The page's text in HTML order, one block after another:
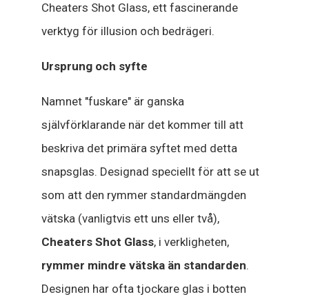
Cheaters Shot Glass, ett fascinerande
verktyg för illusion och bedrägeri.
Ursprung och syfte
Namnet "fuskare" är ganska
självförklarande när det kommer till att
beskriva det primära syftet med detta
snapsglas. Designad speciellt för att se ut
som att den rymmer standardmängden
vätska (vanligtvis ett uns eller två),
Cheaters Shot Glass, i verkligheten,
rymmer mindre vätska än standarden.
Designen har ofta tjockare glas i botten